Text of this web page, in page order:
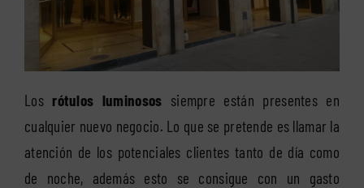
Los rótulos luminosos siempre están presentes en
cualquier nuevo negocio. Lo que se pretende es llamar la
atención de los potenciales clientes tanto de día como
de noche, además esto se consigue con un gasto